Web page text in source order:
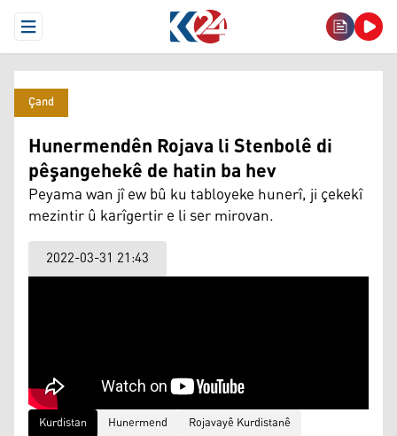
Open Menu
Çand
Hunermendên Rojava li Stenbolê di
pêşangehekê de hatin ba hev
Peyama wan jî ew bû ku tabloyeke hunerî, ji çekekî
mezintir û karîgertir e li ser mirovan.
2022-03-31 21:43
Kurdistan Hunermend Rojavayê Kurdistanê